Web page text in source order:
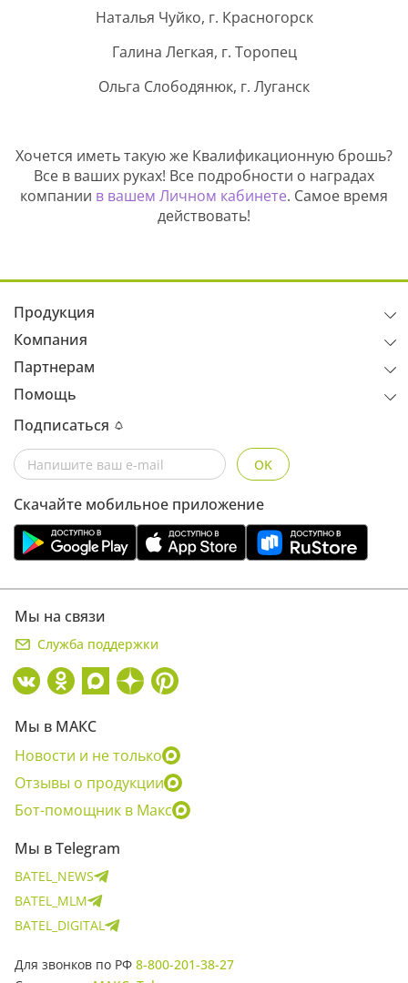
Наталья Чуйко, г. Красногорск
Галина Легкая, г. Торопец
Ольга Слободянюк, г. Луганск
Хочется иметь такую же Квалификационную брошь?
Все в ваших руках! Все подробности о наградах
компании в вашем Личном кабинете. Самое время
действовать!
Компания
Партнерам
Продукция
Помощь
Подписаться
OK
Скачайте мобильное приложение
Мы на связи
Служба поддержки
Мы в МАКС
Новости и не только
Отзывы о продукции
Бот-помощник в Макс
Мы в Telegram
BATEL_NEWS
BATEL_MLM
BATEL_DIGITAL
Для звонков по РФ 8-800-201-38-27